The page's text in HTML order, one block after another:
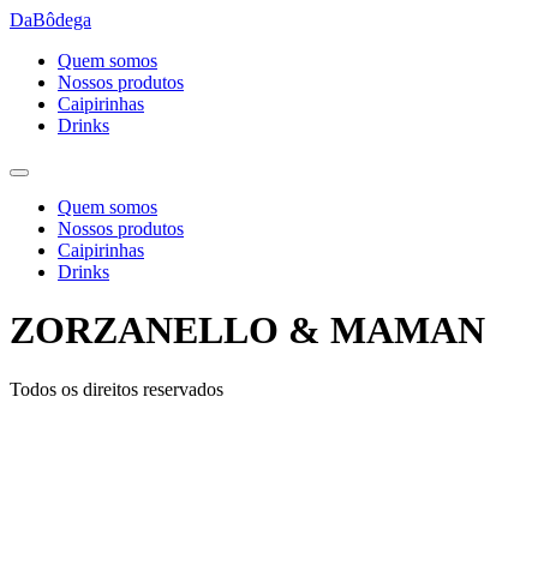
Ir
conteúdo
DaBôdega
Quem somos
Nossos produtos
Caipirinhas
Drinks
Quem somos
Nossos produtos
Caipirinhas
Drinks
ZORZANELLO & MAMAN
Todos os direitos reservados